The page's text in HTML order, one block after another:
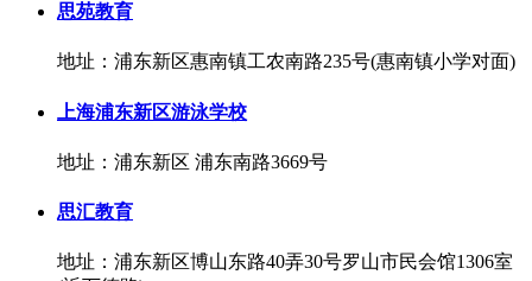
思苑教育
地址：浦东新区惠南镇工农南路235号(惠南镇小学对面)
上海浦东新区游泳学校
地址：浦东新区 浦东南路3669号
思汇教育
地址：浦东新区博山东路40弄30号罗山市民会馆1306室